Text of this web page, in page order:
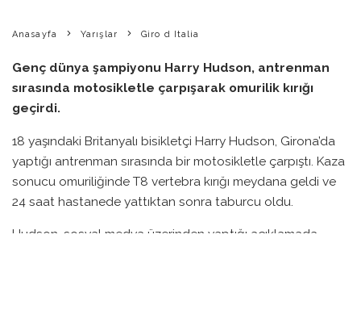
Anasayfa Yarışlar Giro d Italia
Genç dünya şampiyonu Harry Hudson, antrenman
sırasında motosikletle çarpışarak omurilik kırığı
geçirdi.
18 yaşındaki Britanyalı bisikletçi Harry Hudson, Girona’da
yaptığı antrenman sırasında bir motosikletle çarpıştı. Kaza
sonucu omuriliğinde T8 vertebra kırığı meydana geldi ve
24 saat hastanede yattıktan sonra taburcu oldu.
Hudson, sosyal medya üzerinden yaptığı açıklamada,